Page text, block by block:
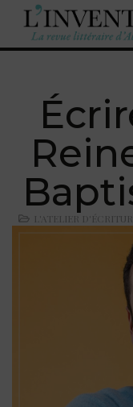
L'ATELIER